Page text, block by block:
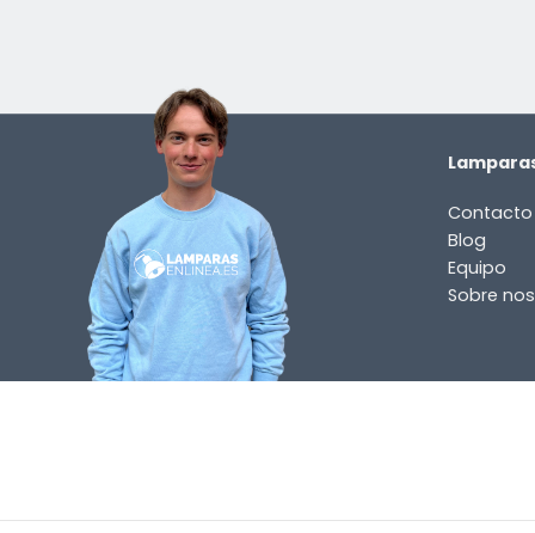
Contacto
Blog
Equipo
Sobre